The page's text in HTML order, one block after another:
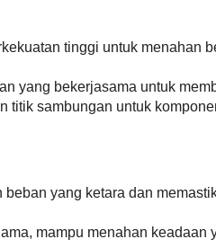
tinggi untuk menahan
yang bekerjasama untuk
titik sambungan untuk
yang ketara dan
mampu menahan keadaan